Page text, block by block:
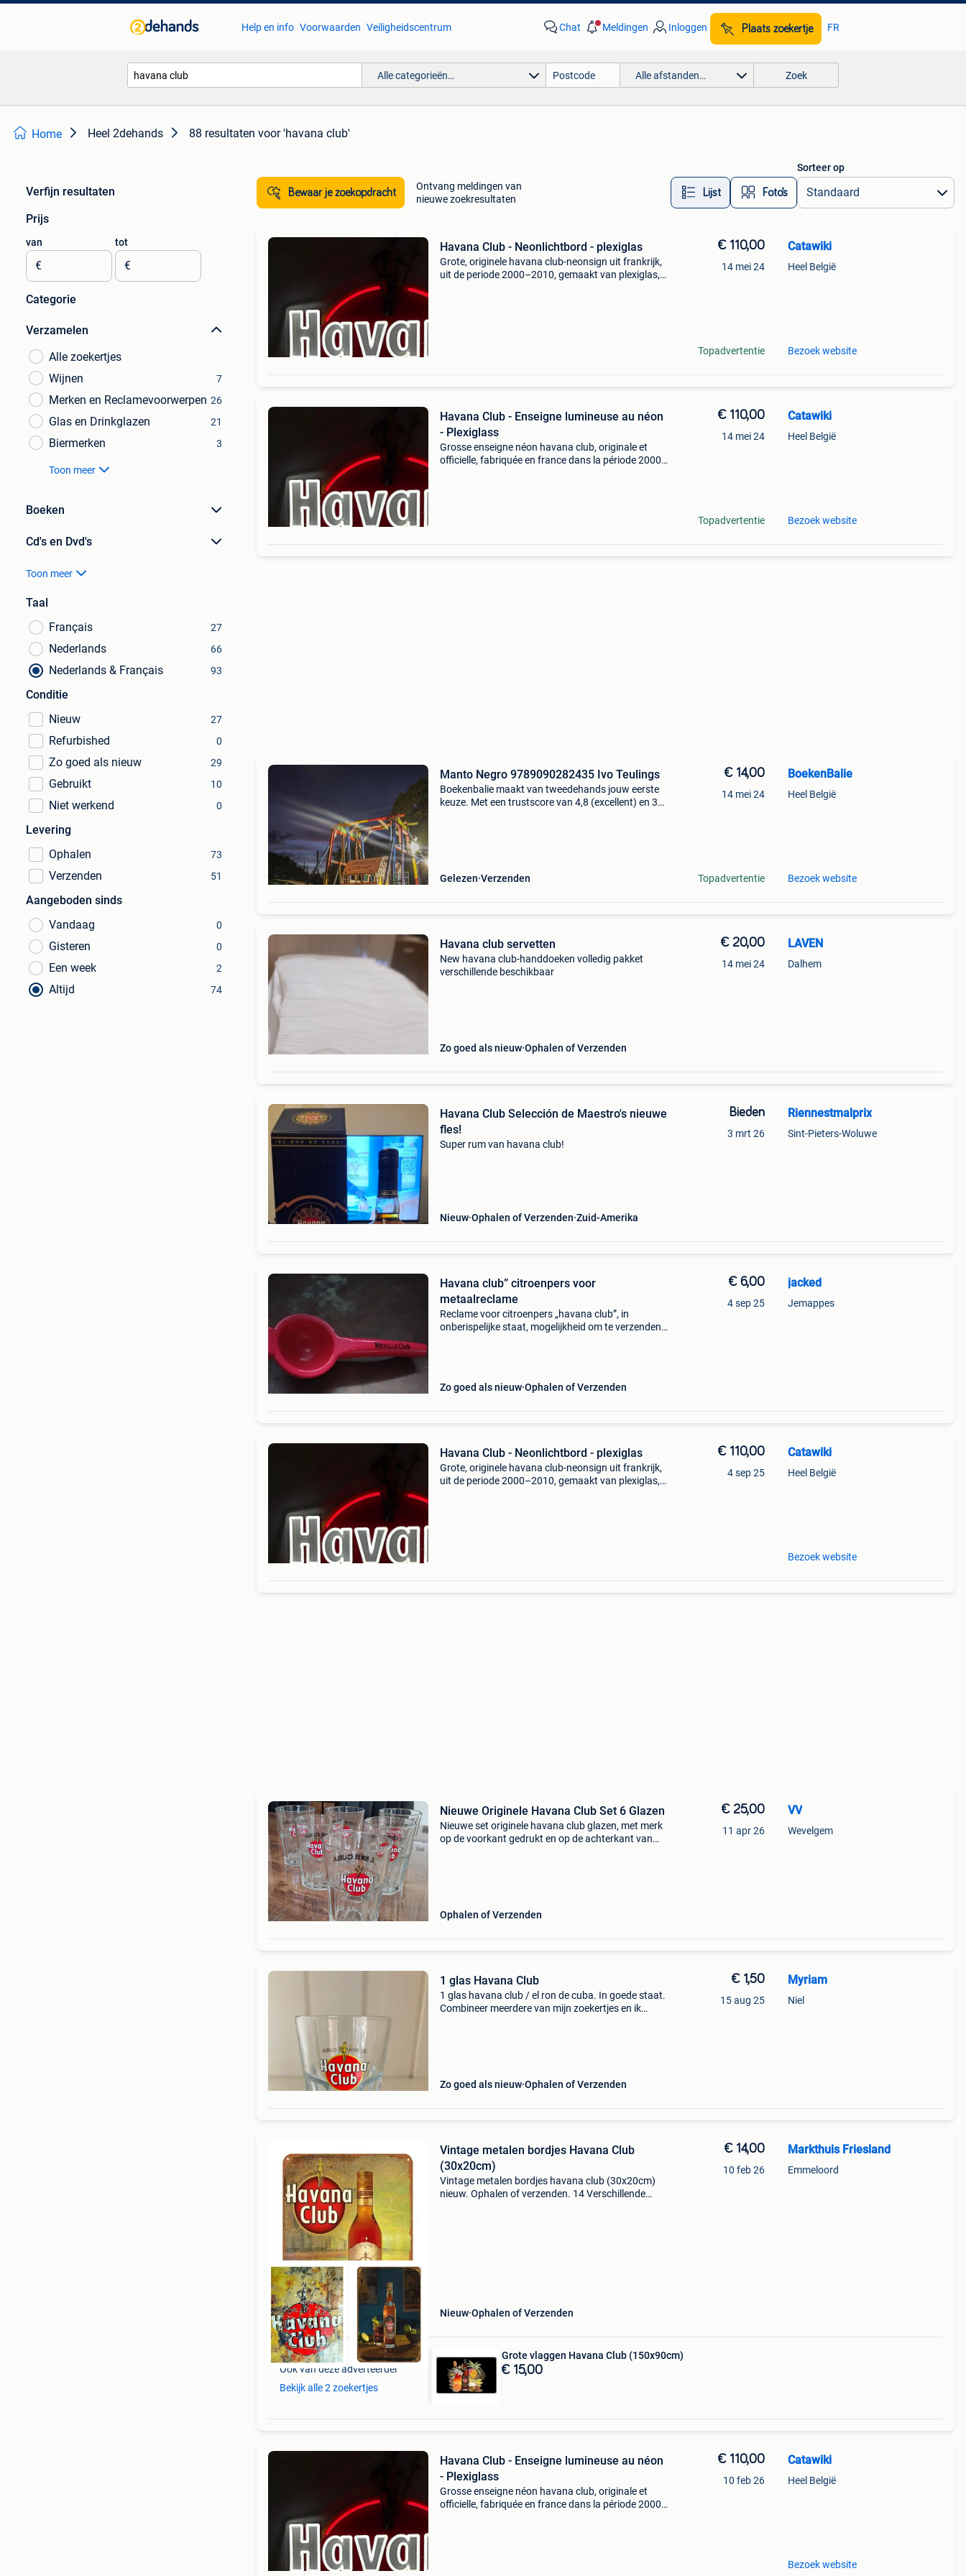
Help en info Voorwaarden Veiligheidscentrum Chat Meldingen Inloggen Plaats zoekertje FR
Alle categorieën… Alle afstanden… Zoek
Home Heel 2dehands 88 resultaten voor 'havana club'
Verfijn resultaten
Prijs
van
€
tot
€
Categorie
Verzamelen
Alle zoekertjes
Wijnen
7
Merken en Reclamevoorwerpen 26
Glas en Drinkglazen 21
Biermerken 3
Toon meer
Boeken
Cd's en Dvd's
Toon meer
Taal
Français
27
Nederlands 66
Nederlands & Français 93
Conditie
Nieuw
27
Refurbished 0
Zo goed als nieuw 29
Gebruikt 10
Niet werkend 0
Levering
Ophalen
73
Verzenden 51
Aangeboden sinds
Vandaag
0
Gisteren 0
Een week 2
Altijd 74
Bewaar je zoekopdracht
Ontvang meldingen van
nieuwe zoekresultaten
Lijst Foto’s
Sorteer op
Havana Club - Neonlichtbord - plexiglas
Grote, originele havana club-neonsign uit frankrijk,
uit de periode 2000–2010, gemaakt van plexiglas,
€ 110,00
14 mei 24
Topadvertentie
Catawiki
Heel België
Bezoek website
Havana Club - Enseigne lumineuse au néon
- Plexiglass
Grosse enseigne néon havana club, originale et
officielle, fabriquée en france dans la période 2000–
€ 110,00
14 mei 24
Topadvertentie
Catawiki
Heel België
Bezoek website
Manto Negro 9789090282435 Ivo Teulings
Boekenbalie maakt van tweedehands jouw eerste
keuze. Met een trustscore van 4,8 (excellent) en 30
Gelezen Verzenden
€ 14,00
14 mei 24
Topadvertentie
BoekenBalie
Heel België
Bezoek website
Havana club servetten
New havana club-handdoeken volledig pakket
verschillende beschikbaar
Zo goed als nieuw Ophalen of Verzenden
€ 20,00
14 mei 24
LAVEN
Dalhem
Havana Club Selección de Maestro's nieuwe
fles!
Super rum van havana club!
Nieuw Ophalen of Verzenden Zuid-Amerika
Bieden
3 mrt 26
Riennestmalprix
Sint-Pieters-Woluwe
Havana club” citroenpers voor
metaalreclame
Reclame voor citroenpers „havana club”, in
onberispelijke staat, mogelijkheid om te verzenden
Zo goed als nieuw Ophalen of Verzenden
€ 6,00
4 sep 25
jacked
Jemappes
Havana Club - Neonlichtbord - plexiglas
Grote, originele havana club-neonsign uit frankrijk,
uit de periode 2000–2010, gemaakt van plexiglas,
€ 110,00
4 sep 25
Catawiki
Heel België
Bezoek website
Nieuwe Originele Havana Club Set 6 Glazen
Nieuwe set originele havana club glazen, met merk
op de voorkant gedrukt en op de achterkant van
Ophalen of Verzenden
€ 25,00
11 apr 26
VV
Wevelgem
1 glas Havana Club
1 glas havana club / el ron de cuba. In goede staat.
Combineer meerdere van mijn zoekertjes en ik
Zo goed als nieuw Ophalen of Verzenden
€ 1,50
15 aug 25
Myriam
Niel
Vintage metalen bordjes Havana Club
(30x20cm)
Vintage metalen bordjes havana club (30x20cm)
nieuw. Ophalen of verzenden. 14 Verschillende
Nieuw Ophalen of Verzenden
€ 14,00
10 feb 26
Markthuis Friesland
Emmeloord
Ook van deze adverteerder
Bekijk alle 2 zoekertjes
Grote vlaggen Havana Club (150x90cm)
€ 15,00
Havana Club - Enseigne lumineuse au néon
- Plexiglass
Grosse enseigne néon havana club, originale et
officielle, fabriquée en france dans la période 2000–
€ 110,00
10 feb 26
Catawiki
Heel België
Bezoek website